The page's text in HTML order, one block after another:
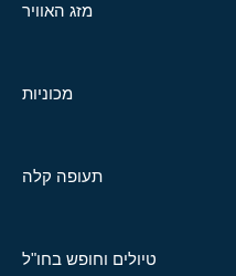
מזג האוויר
מכוניות
תעופה קלה
טיולים וחופש בחו"ל